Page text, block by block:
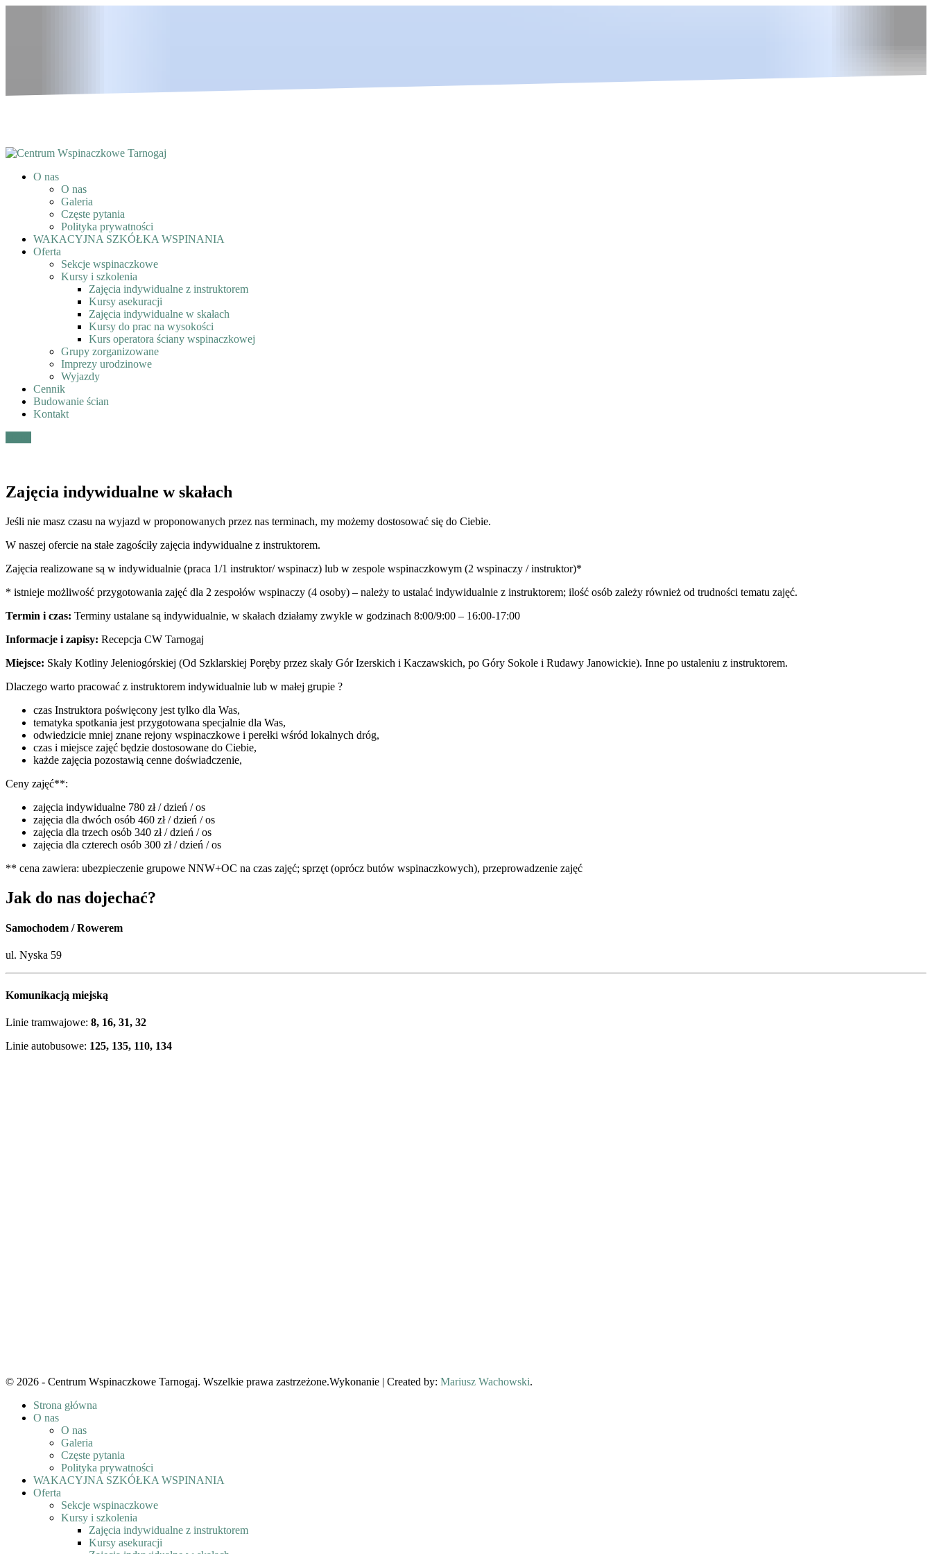
O nas
O nas
Galeria
Częste pytania
Polityka prywatności
WAKACYJNA SZKÓŁKA WSPINANIA
Oferta
Sekcje wspinaczkowe
Kursy i szkolenia
Zajęcia indywidualne z instruktorem
Kursy asekuracji
Zajęcia indywidualne w skałach
Kursy do prac na wysokości
Kurs operatora ściany wspinaczkowej
Grupy zorganizowane
Imprezy urodzinowe
Wyjazdy
Cennik
Budowanie ścian
Kontakt
Zajęcia indywidualne w skałach
Jeśli nie masz czasu na wyjazd w proponowanych przez nas terminach, my możemy dostosować się do Ciebie.
W naszej ofercie na stałe zagościły zajęcia indywidualne z instruktorem.
Zajęcia realizowane są w indywidualnie (praca 1/1 instruktor/ wspinacz) lub w zespole wspinaczkowym (2 wspinaczy / instruktor)*
* istnieje możliwość przygotowania zajęć dla 2 zespołów wspinaczy (4 osoby) – należy to ustalać indywidualnie z instruktorem; ilość osób zależy również od trudności tematu zajęć.
Termin i czas: Terminy ustalane są indywidualnie, w skałach działamy zwykle w godzinach 8:00/9:00 – 16:00-17:00
Informacje i zapisy: Recepcja CW Tarnogaj
Miejsce: Skały Kotliny Jeleniogórskiej (Od Szklarskiej Poręby przez skały Gór Izerskich i Kaczawskich, po Góry Sokole i Rudawy Janowickie). Inne po ustaleniu z instruktorem.
Dlaczego warto pracować z instruktorem indywidualnie lub w małej grupie ?
czas Instruktora poświęcony jest tylko dla Was,
tematyka spotkania jest przygotowana specjalnie dla Was,
odwiedzicie mniej znane rejony wspinaczkowe i perełki wśród lokalnych dróg,
czas i miejsce zajęć będzie dostosowane do Ciebie,
każde zajęcia pozostawią cenne doświadczenie,
Ceny zajęć**:
zajęcia indywidualne 780 zł / dzień / os
zajęcia dla dwóch osób 460 zł / dzień / os
zajęcia dla trzech osób 340 zł / dzień / os
zajęcia dla czterech osób 300 zł / dzień / os
** cena zawiera: ubezpieczenie grupowe NNW+OC na czas zajęć; sprzęt (oprócz butów wspinaczkowych), przeprowadzenie zajęć
Jak do nas dojechać?
Samochodem / Rowerem
ul. Nyska 59
Komunikacją miejską
Linie tramwajowe: 8, 16, 31, 32
Linie autobusowe: 125, 135, 110, 134
© 2026 - Centrum Wspinaczkowe Tarnogaj. Wszelkie prawa zastrzeżone.Wykonanie | Created by: Mariusz Wachowski.
Strona główna
O nas
O nas
Galeria
Częste pytania
Polityka prywatności
WAKACYJNA SZKÓŁKA WSPINANIA
Oferta
Sekcje wspinaczkowe
Kursy i szkolenia
Zajęcia indywidualne z instruktorem
Kursy asekuracji